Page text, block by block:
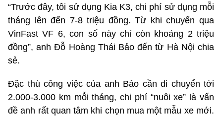
“Trước đây, tôi sử dụng Kia K3, chi phí sử dụng mỗi
tháng lên đến 7-8 triệu đồng. Từ khi chuyển qua
VinFast VF 6, con số này chỉ còn khoảng 2 triệu
đồng”, anh Đỗ Hoàng Thái Bảo đến từ Hà Nội chia
sẻ.
Đặc thù công việc của anh Bảo cần di chuyển tới
2.000-3.000 km mỗi tháng, chi phí “nuôi xe” là vấn
đề anh rất quan tâm khi chọn mua một mẫu xe mới.